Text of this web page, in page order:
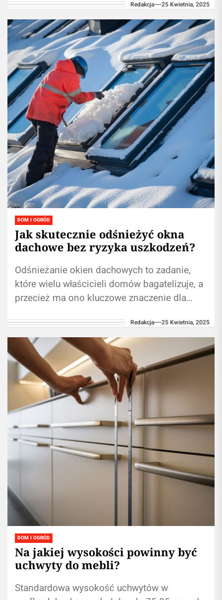
dostosowaną do rodzaju uszkodzenia
Regularna konserwacja przedłuża...
Redakcja 25 Kwietnia, 2025
DOM I OGRÓD
Jak skutecznie odśnieżyć okna
dachowe bez ryzyka uszkodzeń?
Odśnieżanie okien dachowych to zadanie,
które wielu właścicieli domów bagatelizuje, a
przecież ma ono kluczowe znaczenie dla
Regularne usuwanie śniegu...Redakcja 25 Kwietnia, 2025
DOM I OGRÓD
Na jakiej wysokości powinny być
uchwyty do mebli?
Standardowa wysokość uchwytów w